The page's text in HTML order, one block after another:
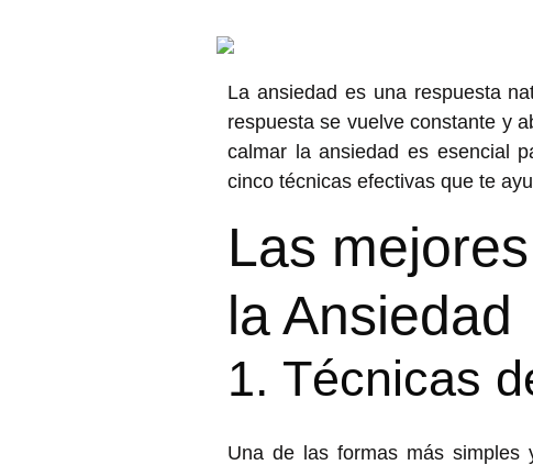
La ansiedad es una respuesta
respuesta se vuelve constante y
calmar la ansiedad es esencial
cinco técnicas efectivas que te
Las
la Ansiedad
1. Técnicas
Una de las formas más simples